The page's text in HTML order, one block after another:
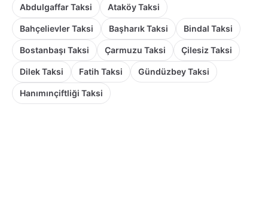
Abdulgaffar Taksi Ataköy Taksi
Bahçelievler Taksi Başharık Taksi Bindal Taksi
Bostanbaşı Taksi Çarmuzu Taksi Çilesiz Taksi
Dilek Taksi Fatih Taksi Gündüzbey Taksi
Hanımınçiftliği Taksi